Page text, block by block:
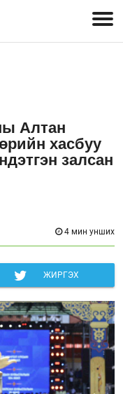
Алтан
хасбуу
залсан
4 мин унших
ЖИРГЭХ